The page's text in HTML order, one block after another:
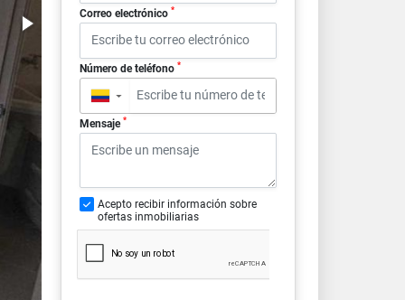
Correo electrónico *
Número de teléfono *
▼
Mensaje *
Acepto recibir información sobre
ofertas inmobiliarias